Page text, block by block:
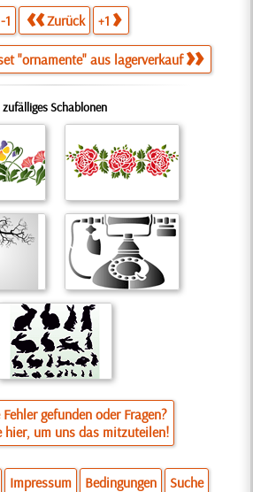
-1 Zurück +1
"ornamente" aus lagerverkauf
zufälliges Schablonen
gefunden oder Fragen?
hier, um uns das mitzuteilen!
Impressum Bedingungen Suche